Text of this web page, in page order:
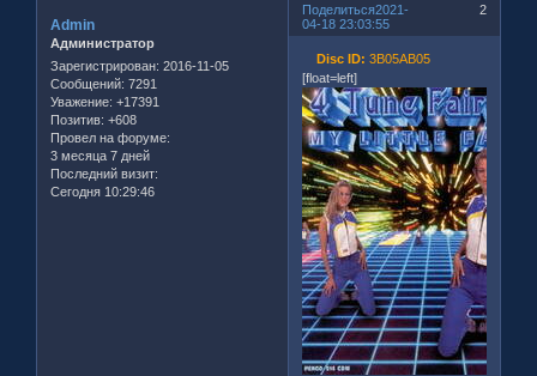
Поделиться 2
2021-
04-18 23:03:55
Admin
Администратор
Зарегистрирован: 2016-11-05
Сообщений: 7291
Уважение: +17391
Позитив: +608
Провел на форуме:
3 месяца 7 дней
Последний визит:
Сегодня 10:29:46
Disc ID: 3B05AB05
[float=left]